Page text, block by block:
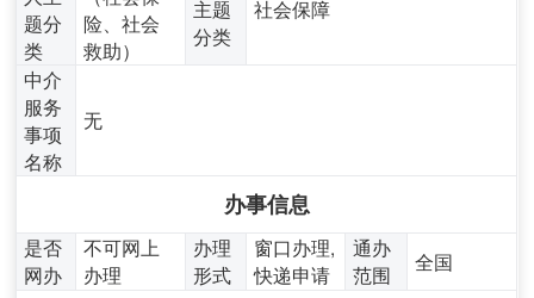
题分
类
险、社会
救助）
主题
分类
社会保障
中介
服务
事项
名称
无
办事信息
是否
网办
不可网上
办理
办理
形式
窗口办理,
快递申请
通办
范围
全国